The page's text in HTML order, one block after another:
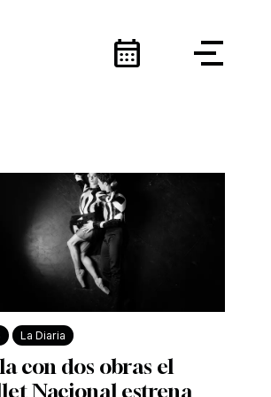
calendar_month
La Diaria
con dos obras el
Nacional estrena